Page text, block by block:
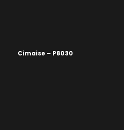
Cimaise – P8030